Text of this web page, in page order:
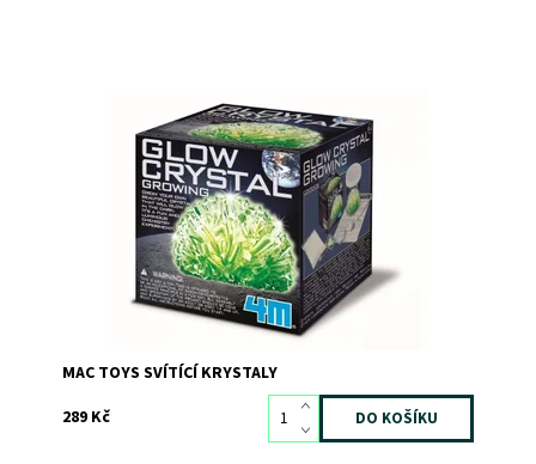
Pěstujte své vlastní krásné krystaly, které ve tmě září!
Dostupnost:
Skladem>3
5559
MAC TOYS
MAC TOYS SVÍTÍCÍ KRYSTALY
289 Kč